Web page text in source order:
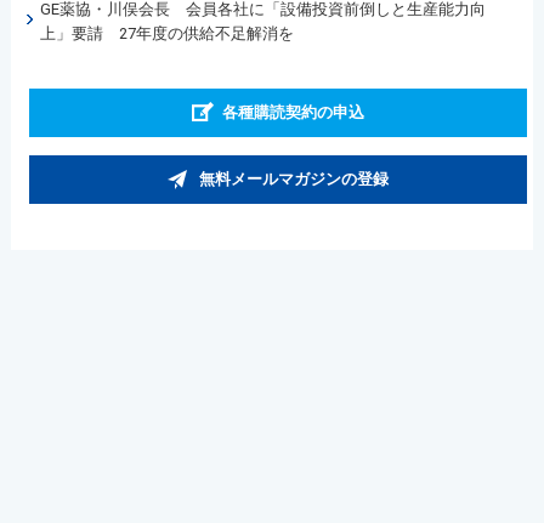
GE薬協・川俣会長 会員各社に「設備投資前倒しと生産能力向
上」要請 27年度の供給不足解消を
各種購読契約の申込
無料メールマガジンの登録